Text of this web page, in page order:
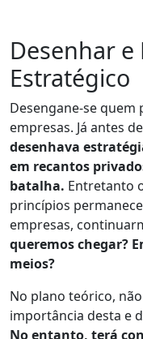
Desenhar e
Estratégico
Desengane-se quem
empresas. Já antes
desenhava
em recantos
batalha. Entretanto
princípios
empresas,
queremos chegar?
meios?
No plano teórico,
importância desta e
No entanto, terá